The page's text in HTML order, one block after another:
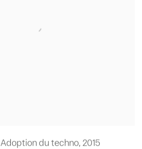
Adoption du techno, 2015